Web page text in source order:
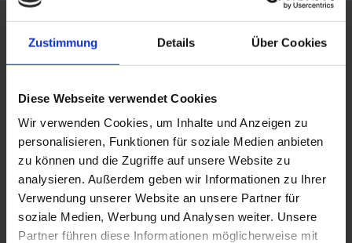
Zustimmung Details Über Cookies
Diese Webseite verwendet Cookies
Wir verwenden Cookies, um Inhalte und Anzeigen zu
personalisieren, Funktionen für soziale Medien anbieten
zu können und die Zugriffe auf unsere Website zu
analysieren. Außerdem geben wir Informationen zu Ihrer
Verwendung unserer Website an unsere Partner für
soziale Medien, Werbung und Analysen weiter. Unsere
Partner führen diese Informationen möglicherweise mit